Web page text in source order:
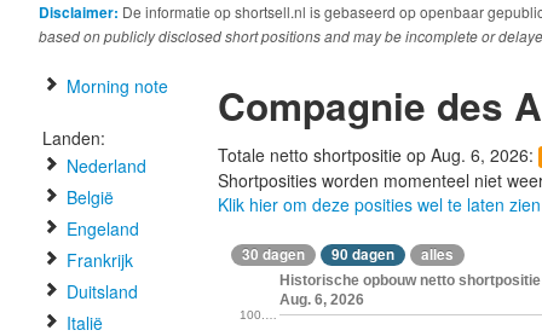
Disclaimer: De informatie op shortsell.nl is gebaseerd op openbaar
based on publicly disclosed short positions and may be incomplete or
Morning note
Landen:
Nederland
België
Engeland
Frankrijk
Duitsland
Italië
Compagnie des
Totale netto shortpositie op Aug. 6, 2026:
Shortposities worden momenteel niet
Klik hier om deze posities wel te laten zien
30 dagen 90 dagen alles
Historische opbouw netto
Aug. 6, 2026
100.…